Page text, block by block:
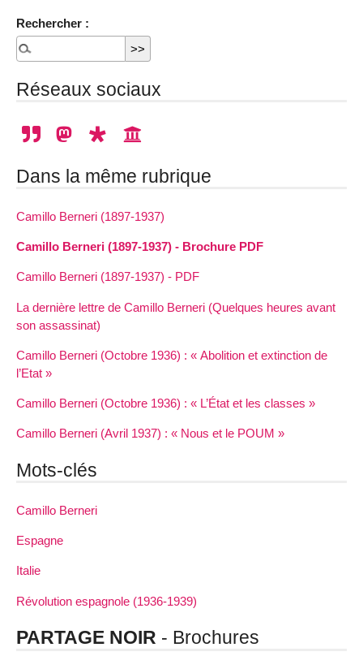
Rechercher :
Réseaux sociaux
Dans la même rubrique
Camillo Berneri (1897-1937)
Camillo Berneri (1897-1937) - Brochure PDF
Camillo Berneri (1897-1937) - PDF
La dernière lettre de Camillo Berneri (Quelques heures avant
son assassinat)
Camillo Berneri (Octobre 1936) : « Abolition et extinction de
l’Etat »
Camillo Berneri (Octobre 1936) : « L’État et les classes »
Camillo Berneri (Avril 1937) : « Nous et le POUM »
Mots-clés
Camillo Berneri
Espagne
Italie
Révolution espagnole (1936-1939)
PARTAGE NOIR - Brochures